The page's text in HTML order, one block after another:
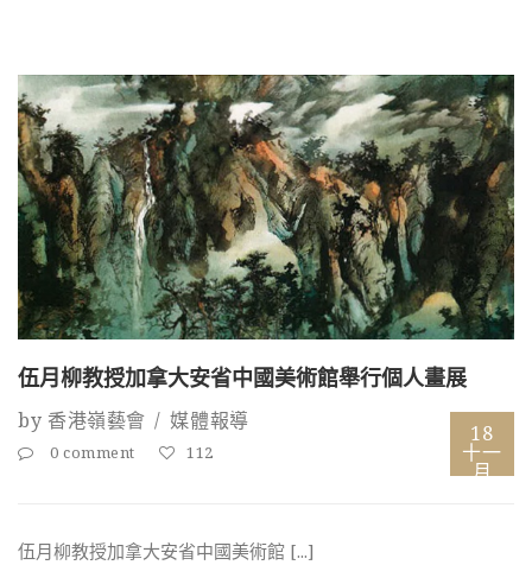
伍月柳教授加拿大安省中國美術館舉行個人畫展
by 香港嶺藝會 媒體報導
0 comment 112
18
十一
月
伍月柳教授加拿大安省中國美術館 [...]